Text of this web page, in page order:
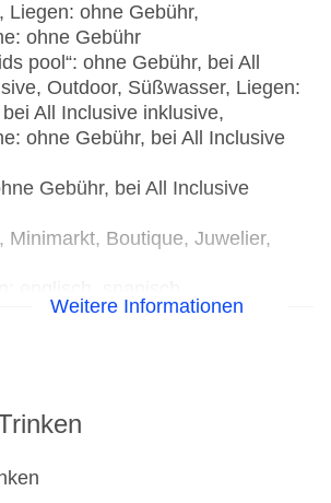
Liegen: ohne Gebühr,
ohne Gebühr
pool“: ohne Gebühr, bei All
Outdoor, Süßwasser, Liegen:
All Inclusive inklusive,
ohne Gebühr, bei All Inclusive
Gebühr, bei All Inclusive
Minimarkt, Boutique, Juwelier,
ab 18 Jahre, Amphitheater
in der Bar: ohne Gebühr, am Pool:
Gebühr, Wäscheservice:
Weitere Informationen